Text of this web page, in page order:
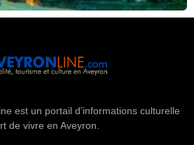
est un portail d’informations culturelle
de vivre en Aveyron.